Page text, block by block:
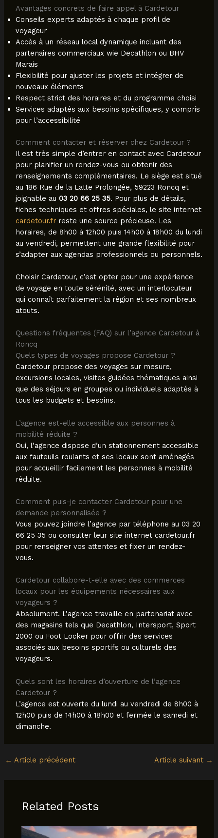
Avantages concrets de faire appel à Cardetour
Conseils experts adaptés à chaque profil de
voyageur
Accès à un réseau local dynamique incluant des
partenaires commerciaux wie Decathlon ou BHV
Marais
Flexibilité pour ajuster les projets et intégrer de
nouveaux éléments
Respect strict des horaires et du programme choisi
Services adaptés aux besoins spécifiques, y compris
pour l’accessibilité
Comment contacter et réserver chez Cardetour ?
Il est très simple d’entrer en contact avec Cardetour
pour planifier un rendez-vous ou obtenir des
renseignements complémentaires. Le siège est situé
au 186 Rue de la Latte Prolongée, 59223 Roncq et
joignable au 03 20 66 25 35. Pour plus de détails,
fiches techniques et offres spéciales, le site internet
cardetour.frreste une source précieuse. Les
horaires, de 8h00 à 12h00 puis 14h00 à 18h00 du lundi
au vendredi, permettent une grande flexibilité pour
s’adapter aux agendas professionnels ou personnels.
Choisir Cardetour, c’est opter pour une expérience
de voyage en toute sérénité, avec un interlocuteur
qui connaît parfaitement la région et ses nombreux
atouts.
Questions fréquentes (FAQ) sur l’agence Cardetour à
Roncq
Quels types de voyages propose Cardetour ?
Cardetour propose des voyages sur mesure,
excursions locales, visites guidées thématiques ainsi
que des séjours en groupes ou individuels adaptés à
tous les budgets et besoins.
L’agence est-elle accessible aux personnes à
mobilité réduite ?
Oui, l’agence dispose d’un stationnement accessible
aux fauteuils roulants et ses locaux sont aménagés
pour accueillir facilement les personnes à mobilité
réduite.
Comment puis-je contacter Cardetour pour une
demande personnalisée ?
Vous pouvez joindre l’agence par téléphone au 03 20
66 25 35 ou consulter leur site internet cardetour.fr
pour renseigner vos attentes et fixer un rendez-
vous.
Cardetour collabore-t-elle avec des commerces
locaux pour les équipements nécessaires aux
voyageurs ?
Absolument. L’agence travaille en partenariat avec
des magasins tels que Decathlon, Intersport, Sport
2000 ou Foot Locker pour offrir des services
associés aux besoins sportifs ou culturels des
voyageurs.
Quels sont les horaires d’ouverture de l’agence
Cardetour ?
L’agence est ouverte du lundi au vendredi de 8h00 à
12h00 puis de 14h00 à 18h00 et fermée le samedi et
dimanche.
← Article précédent Article suivant →
Related Posts